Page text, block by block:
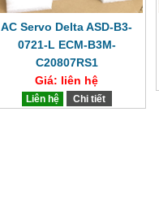
AC Servo Delta ASD-B3-
0721-L ECM-B3M-
C20807RS1
Giá: liên hệ
Liên hệ Chi tiết